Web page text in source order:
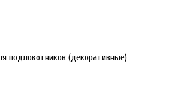
подлокотников (декоративные)